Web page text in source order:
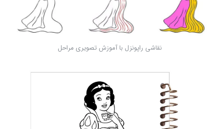
نقاشی راپونزل با آموزش تصویری مراحل